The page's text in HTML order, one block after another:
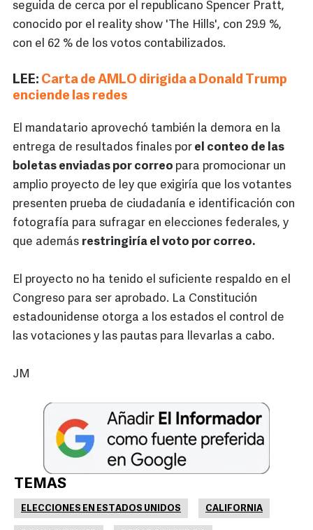
seguida de cerca por el republicano Spencer Pratt,
conocido por el reality show 'The Hills', con 29.9 %,
con el 62 % de los votos contabilizados.
LEE: Carta de AMLO dirigida a Donald Trump
enciende las redes
El mandatario aprovechó también la demora en la
entrega de resultados finales por el conteo de las
boletas enviadas por correo para promocionar un
amplio proyecto de ley que exigiría que los votantes
presenten prueba de ciudadanía e identificación con
fotografía para sufragar en elecciones federales, y
que además restringiría el voto por correo.
El proyecto no ha tenido el suficiente respaldo en el
Congreso para ser aprobado. La Constitución
estadounidense otorga a los estados el control de
las votaciones y las pautas para llevarlas a cabo.
JM
TEMAS
ELECCIONES EN ESTADOS UNIDOS CALIFORNIA